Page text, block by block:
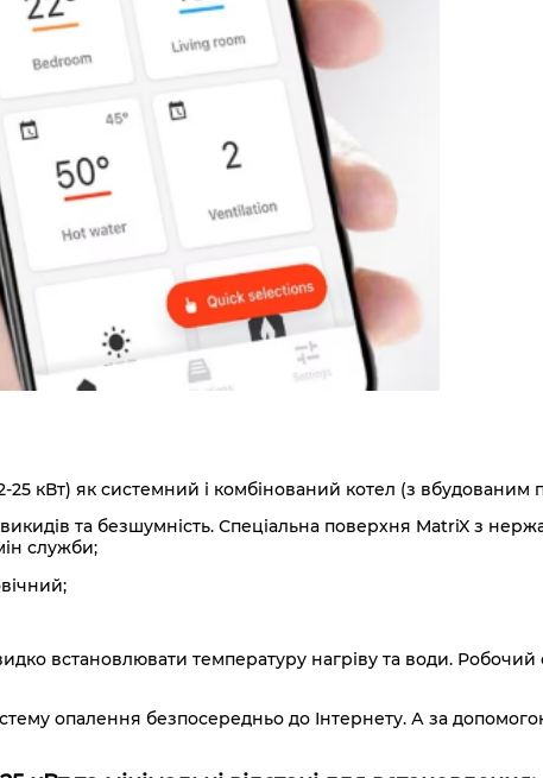
25 кВт) як системний і комбінований котел (з
та безшумність. Спеціальна поверхня MatriX з
служби;
встановлювати температуру нагріву та води. Робочий
опалення безпосередньо до Інтернету. А за